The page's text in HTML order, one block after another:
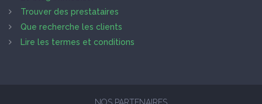
Trouver des prestataires
Que recherche les clients
Lire les termes et conditions